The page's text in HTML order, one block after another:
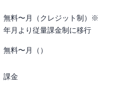
無料〜$10/月（AIクレジット制）※2026
年6月より従量課金制に移行
無料〜$200/月（Hobby/Pro/$60 Pro+/$200 Ultra）
Pro/API課金